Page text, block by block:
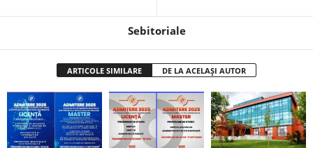
Sebitoriale
ARTICOLE SIMILARE DE LA ACELAȘI AUTOR